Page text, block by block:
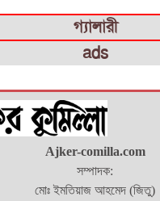
গ্যালারী
ads
Ajker-comilla.com
সম্পাদক:
মোঃ ইমতিয়াজ আহমেদ (জিতু)